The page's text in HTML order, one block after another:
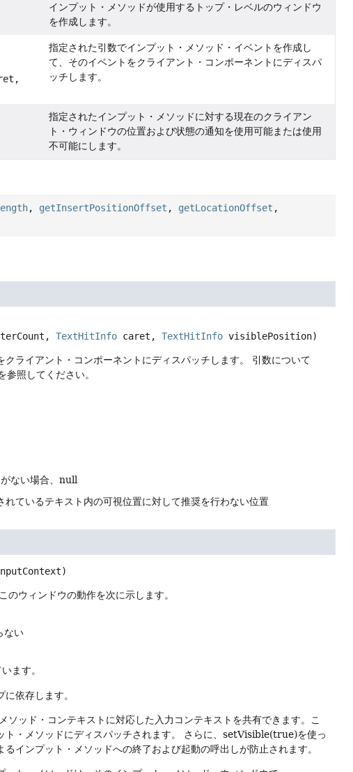
インプット・メソッドが使用するトップ・レベルのウィンドウ
を作成します。
指定された引数でインプット・メソッド・イベントを作成し
て、そのイベントをクライアント・コンポーネントにディスパ
ッチします。
指定されたインプット・メソッドに対する現在のクライアン
ト・ウィンドウの位置および状態の通知を使用可能または使用
不可能にします。
, getInsertPositionOffset , getLocationOffset ,
TextHitInfo caret, TextHitInfo visiblePosition)
ライアント・コンポーネントにディスパッチします。
引数について
参照してください。
ない場合、null
ているテキスト内の可視位置に対して推奨を行わない位置
このウィンドウの動作を次に示します。
ない
ます。
依存します。
ド・コンテキストに対応した入力コンテキストを共有できます。こ
・メソッドにディスパッチされます。
さらに、setVisible(true)を使っ
インプット・メソッドへの終了および起動の呼出しが防止されます。